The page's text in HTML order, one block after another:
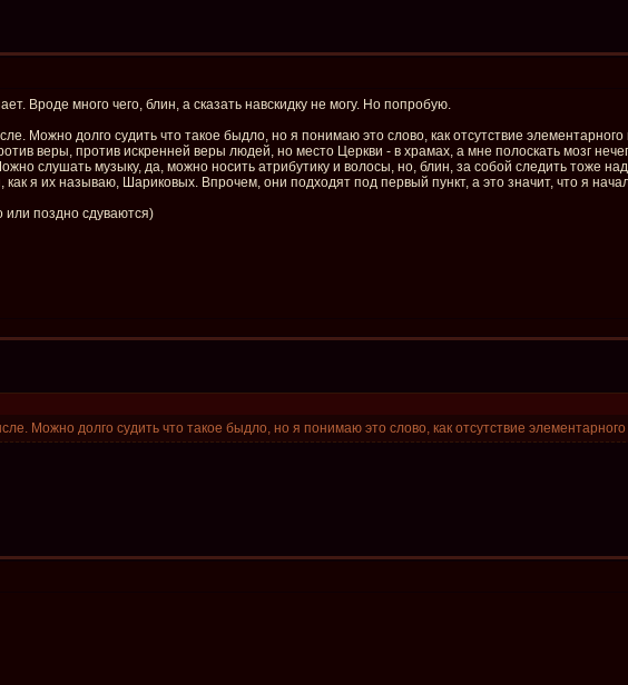
Вроде много чего, блин, а сказать навскидку не могу. Но попробую.
Можно долго судить что такое быдло, но я понимаю это слово, как отсутствие элементарного
веры, против искренней веры людей, но место Церкви - в храмах, а мне полоскать мозг
слушать музыку, да, можно носить атрибутику и волосы, но, блин, за собой следить тоже
я их называю, Шариковых. Впрочем, они подходят под первый пункт, а это значит, что я
или поздно сдуваются)
Можно долго судить что такое быдло, но я понимаю это слово, как отсутствие